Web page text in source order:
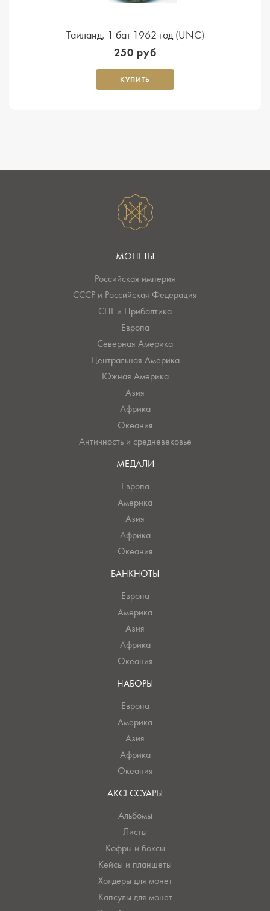
Таиланд, 1 бат 1962 год (UNC)
250 руб
КУПИТЬ
МОНЕТЫ
Российская империя
СССР и Российская Федерация
СНГ и Прибалтика
Европа
Северная Америка
Центральная Америка
Южная Америка
Азия
Африка
Океания
Античность и средневековье
МЕДАЛИ
Европа
Америка
Азия
Африка
Океания
БАНКНОТЫ
Европа
Америка
Азия
Африка
Океания
НАБОРЫ
Европа
Америка
Азия
Африка
Океания
АКСЕССУАРЫ
Альбомы
Листы
Кофры и боксы
Кейсы и планшеты
Холдеры для монет
Капсулы для монет